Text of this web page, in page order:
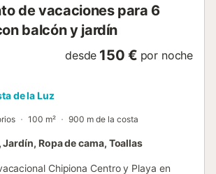
de vacaciones para 6
balcón y jardín
desde 150 € por noche
de la Luz
100 m² 900 m de la costa
Ropa de cama, Toallas
Chipiona Centro y Playa en